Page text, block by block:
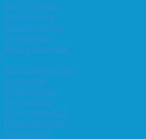
KM i lynsjakk
Dobbeltsjakk
Høstturneringen
Høst-konrad
KM i hurtigsjakk
Klubbmesterskapet
Vår-konrad
KM i lynsjakk
Dobbeltsjakk
KM i hurtigsjakk
Høstturneringen
Høst-konrad